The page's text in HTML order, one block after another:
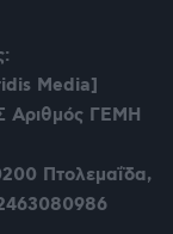
Media]
ΓΕΜΗ
Πτολεμαΐδα,